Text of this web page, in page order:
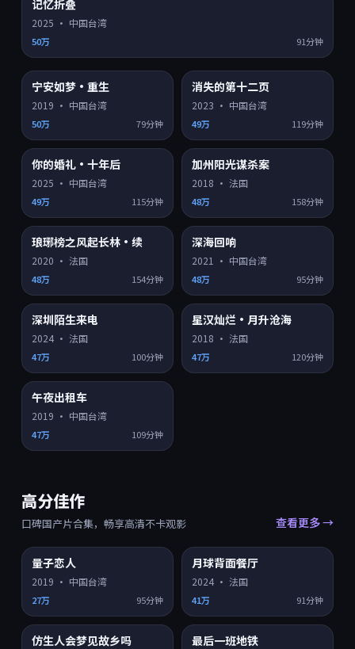
8.9
记忆折叠
2025 · 中国台湾
50万 91分钟
8.3
宁安如梦·重生
2019 · 中国台湾
50万 79分钟
7.2
消失的第十二页
2023 · 中国台湾
49万 119分钟
8.8
你的婚礼·十年后
2025 · 中国台湾
49万 115分钟
7.4
加州阳光谋杀案
2018 · 法国
48万 158分钟
6.8
琅琊榜之风起长林·续
2020 · 法国
48万 154分钟
8.1
深海回响
2021 · 中国台湾
48万 95分钟
8.4
深圳陌生来电
2024· 法国
47万 100分钟
7.8
星汉灿烂·月升沧海
2018 · 法国
47万 120分钟
8.6
午夜出租车
2019 · 中国台湾
47万 109分钟
高分佳作
口碑国产片合集，畅享高清不卡观影 查看更多 →
9.4
量子恋人
2019 · 中国台湾
27万 95分钟
月球背面餐厅
2024· 法国
41万 91分钟
9.4
仿生人会梦见故乡吗
9.4
最后一班地铁